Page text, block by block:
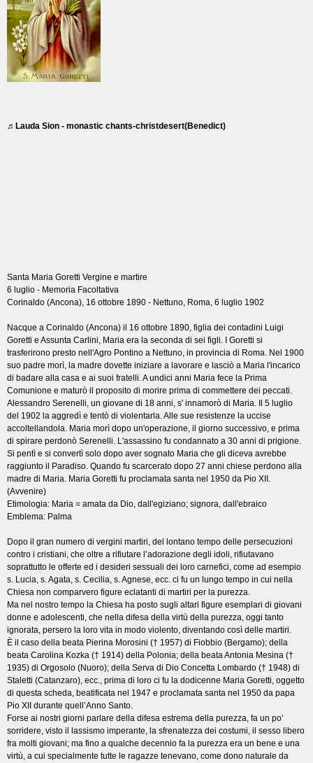
♬Lauda Sion - monastic chants-christdesert(Benedict)
Santa Maria Goretti Vergine e martire
6 luglio - Memoria Facoltativa
Corinaldo (Ancona), 16 ottobre 1890 - Nettuno, Roma, 6 luglio 1902
Nacque a Corinaldo (Ancona) il 16 ottobre 1890, figlia dei contadini Luigi
Goretti e Assunta Carlini, Maria era la seconda di sei figli. I Goretti si
trasferirono presto nell'Agro Pontino a Nettuno, in provincia di Roma. Nel 1900
suo padre morì, la madre dovette iniziare a lavorare e lasciò a Maria l'incarico
di badare alla casa e ai suoi fratelli. A undici anni Maria fece la Prima
Comunione e maturò il proposito di morire prima di commettere dei peccati.
Alessandro Serenelli, un giovane di 18 anni, s' innamorò di Maria. Il 5 luglio
del 1902 la aggredì e tentò di violentarla. Alle sue resistenze la uccise
accoltellandola. Maria morì dopo un'operazione, il giorno successivo, e prima
di spirare perdonò Serenelli. L'assassino fu condannato a 30 anni di prigione.
Si pentì e si convertì solo dopo aver sognato Maria che gli diceva avrebbe
raggiunto il Paradiso. Quando fu scarcerato dopo 27 anni chiese perdono alla
madre di Maria. Maria Goretti fu proclamata santa nel 1950 da Pio XII.
(Avvenire)
Etimologia: Maria = amata da Dio, dall'egiziano; signora, dall'ebraico
Emblema: Palma
Dopo il gran numero di vergini martiri, del lontano tempo delle persecuzioni
contro i cristiani, che oltre a rifiutare l’adorazione degli idoli, rifiutavano
soprattutto le offerte ed i desideri sessuali dei loro carnefici, come ad esempio
s. Lucia, s. Agata, s. Cecilia, s. Agnese, ecc. ci fu un lungo tempo in cui nella
Chiesa non comparvero figure eclatanti di martiri per la purezza.
Ma nel nostro tempo la Chiesa ha posto sugli altari figure esemplari di giovani
donne e adolescenti, che nella difesa della virtù della purezza, oggi tanto
ignorata, persero la loro vita in modo violento, diventando così delle martiri.
È il caso della beata Pierina Morosini († 1957) di Fiobbio (Bergamo); della
beata Carolina Kozka († 1914) della Polonia; della beata Antonia Mesina (†
1935) di Orgosolo (Nuoro); della Serva di Dio Concetta Lombardo († 1948) di
Staletti (Catanzaro), ecc., prima di loro ci fu la dodicenne Maria Goretti, oggetto
di questa scheda, beatificata nel 1947 e proclamata santa nel 1950 da papa
Pio XII durante quell’Anno Santo.
Forse ai nostri giorni parlare della difesa estrema della purezza, fa un po’
sorridere, visto il lassismo imperante, la sfrenatezza dei costumi, il sesso libero
fra molti giovani; ma fino a qualche decennio fa la purezza era un bene e una
virtù, a cui specialmente tutte le ragazze tenevano, come dono naturale da